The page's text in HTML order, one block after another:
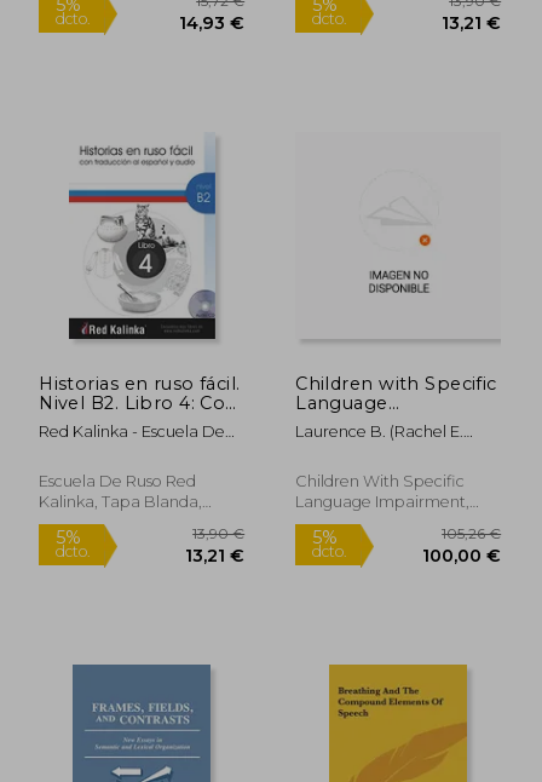
19,00 €
Historias en ruso fácil.
Nivel B2. Libro 4: Con
traducción al español
y audio
Red Kalinka - Escuela De
Escuela De Ruso Red
Kalinka, Tapa Blanda,
Nuevo
Children with Specific
Language
Impairment
(Language, Speech,
Laurence B. (Rachel E.
Professor, Purdue
University) Leonard
Children With Specific
Language Impairment,
Tapa Blanda, Nuevo